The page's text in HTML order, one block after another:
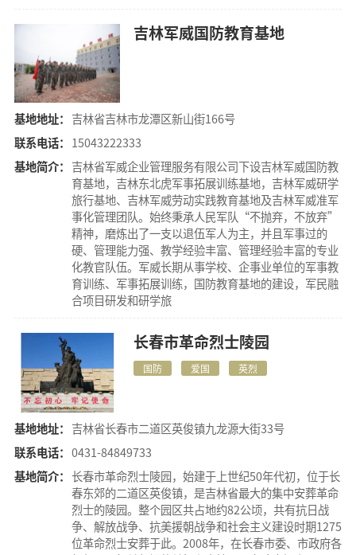
吉林军威国防教育基地
基地地址： 吉林省吉林市龙潭区新山街166号
联系电话： 15043222333
基地简介： 吉林省军威企业管理服务有限公司下设吉林军威国防教
育基地，吉林东北虎军事拓展训练基地，吉林军威研学
旅行基地、吉林军威劳动实践教育基地及吉林军威准军
事化管理团队。始终秉承人民军队“不抛弃，不放弃”
精神，磨炼出了一支以退伍军人为主，并且军事过的
硬、管理能力强、教学经验丰富、管理经验丰富的专业
化教官队伍。军威长期从事学校、企事业单位的军事教
育训练、军事拓展训练，国防教育基地的建设，军民融
合项目研发和研学旅
长春市革命烈士陵园
国防 爱国 英烈
基地地址： 吉林省长春市二道区英俊镇九龙源大街33号
联系电话： 0431-84849733
基地简介： 长春市革命烈士陵园，始建于上世纪50年代初，位于长
春东郊的二道区英俊镇，是吉林省最大的集中安葬革命
烈士的陵园。整个园区共占地约82公顷，共有抗日战
争、解放战争、抗美援朝战争和社会主义建设时期1275
位革命烈士安葬于此。2008年，在长春市委、市政府各